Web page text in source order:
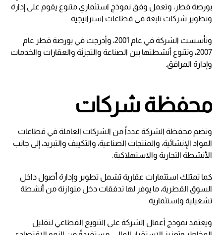
بورصة قطر، وتعمل وفق نموذج استثماري متنوع يقوم على إدارة
وتطوير شركات تابعة في قطاعات استراتيجية.
وتأسست الشركة في عام 2001، وأدرجت في بورصة قطر عام
2007، وتتنوع أنشطتها بين الصناعة والتجزئة والعقارات والخدمات
وإدارة المرافق.
محفظة شركات
وتضم محفظة الشركة عدداً من الشركات العاملة في قطاعات
المواد الإنشائية، والمنتجات الصناعية، والتكييف والتبريد، إلى جانب
الأنشطة التجارية والاستهلاكية.
كما تمتلك استثمارات عقارية تشمل تطوير وإدارة أصول داخل
السوق القطرية، ما يوفر لها تدفقات دخل متوازنة من أنشطة
تشغيلية واستثمارية.
ويعتمد نموذج أعمال الشركة على التنويع القطاعي لتقليل